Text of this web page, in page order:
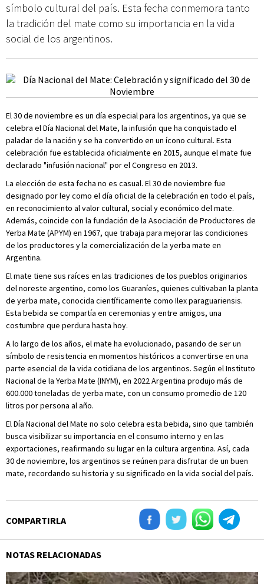
símbolo cultural del país. Esta fecha conmemora tanto
la tradición del mate como su importancia en la vida
social de los argentinos.
El 30 de noviembre es un día especial para los argentinos, ya que se
celebra el Día Nacional del Mate, la infusión que ha conquistado el
paladar de la nación y se ha convertido en un ícono cultural. Esta
celebración fue establecida oficialmente en 2015, aunque el mate fue
declarado "infusión nacional" por el Congreso en 2013.
La elección de esta fecha no es casual. El 30 de noviembre fue
designado por ley como el día oficial de la celebración en todo el país,
en reconocimiento al valor cultural, social y económico del mate.
Además, coincide con la fundación de la Asociación de Productores de
Yerba Mate (APYM) en 1967, que trabaja para mejorar las condiciones
de los productores y la comercialización de la yerba mate en
Argentina.
El mate tiene sus raíces en las tradiciones de los pueblos originarios
del noreste argentino, como los Guaraníes, quienes cultivaban la planta
de yerba mate, conocida científicamente como Ilex paraguariensis.
Esta bebida se compartía en ceremonias y entre amigos, una
costumbre que perdura hasta hoy.
A lo largo de los años, el mate ha evolucionado, pasando de ser un
símbolo de resistencia en momentos históricos a convertirse en una
parte esencial de la vida cotidiana de los argentinos. Según el Instituto
Nacional de la Yerba Mate (INYM), en 2022 Argentina produjo más de
600.000 toneladas de yerba mate, con un consumo promedio de 120
litros por persona al año.
El Día Nacional del Mate no solo celebra esta bebida, sino que también
busca visibilizar su importancia en el consumo interno y en las
exportaciones, reafirmando su lugar en la cultura argentina. Así, cada
30 de noviembre, los argentinos se reúnen para disfrutar de un buen
mate, recordando su historia y su significado en la vida social del país.
COMPARTIRLA
NOTAS RELACIONADAS